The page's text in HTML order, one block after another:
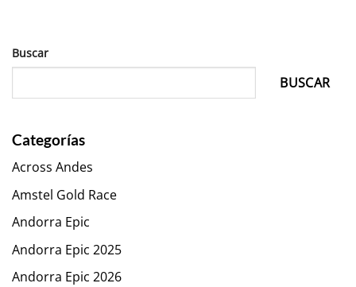
Buscar
BUSCAR
Categorías
Across Andes
Amstel Gold Race
Andorra Epic
Andorra Epic 2025
Andorra Epic 2026